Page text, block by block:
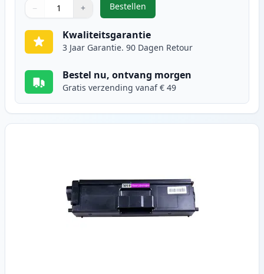
Gebruik de knoppen om aan te passen
− +
1
Bestellen
,Brother TN910C toner cyaan
Kwaliteitsgarantie
3 Jaar Garantie. 90 Dagen Retour
Bestel nu, ontvang morgen
Gratis verzending vanaf € 49